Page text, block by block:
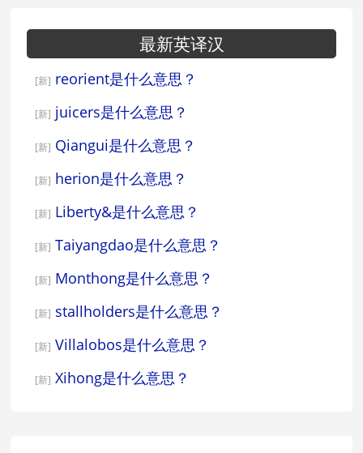
最新英译汉
[新] reorient是什么意思？
[新] juicers是什么意思？
[新] Qiangui是什么意思？
[新] herion是什么意思？
[新] Liberty&是什么意思？
[新] Taiyangdao是什么意思？
[新] Monthong是什么意思？
[新] stallholders是什么意思？
[新] Villalobos是什么意思？
[新] Xihong是什么意思？